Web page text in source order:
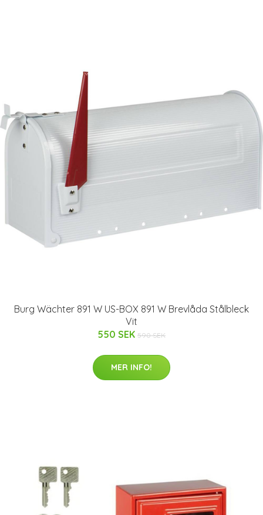
Burg Wächter 891 W US-BOX 891 W Brevlåda Stålbleck
Vit
550 SEK 590 SEK
MER INFO!